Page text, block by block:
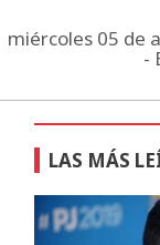
miércoles 05 de
-
LAS MÁS